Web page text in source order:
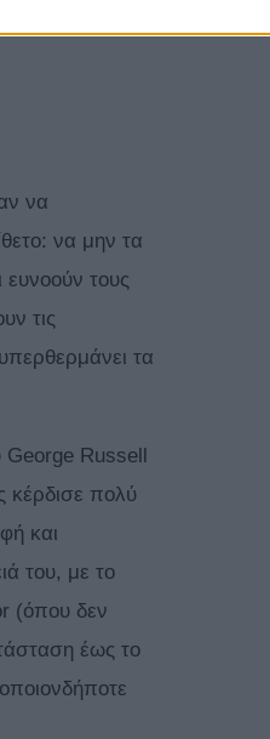
να
να μην τα
ευνοούν τους
τις
τα
George Russell
κέρδισε πολύ
και
του, με το
(όπου δεν
έως το